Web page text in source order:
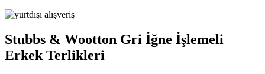
Stubbs & Wootton Gri İğne İşlemeli
Erkek Terlikleri